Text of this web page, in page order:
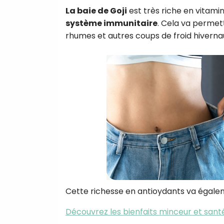
La baie de Goji est très riche en
système immunitaire. Cela va
rhumes et autres coups de froid
Cette richesse en antioydants va
Découvrez les bienfaits minceur et